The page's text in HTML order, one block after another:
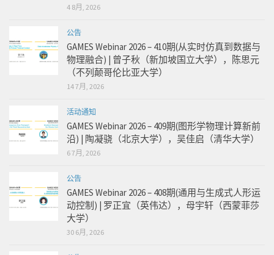
4 8月, 2026
公告
GAMES Webinar 2026 – 410期(从实时仿真到数据与
物理融合) | 曾子秋（新加坡国立大学），陈思元
（不列颠哥伦比亚大学）
14 7月, 2026
活动通知
GAMES Webinar 2026 – 409期(图形学物理计算新前
沿) | 陶凝骁（北京大学），吴佳启（清华大学）
6 7月, 2026
公告
GAMES Webinar 2026 – 408期(通用与生成式人形运
动控制) | 罗正宜（英伟达），母宇轩（西蒙菲莎
大学）
30 6月, 2026